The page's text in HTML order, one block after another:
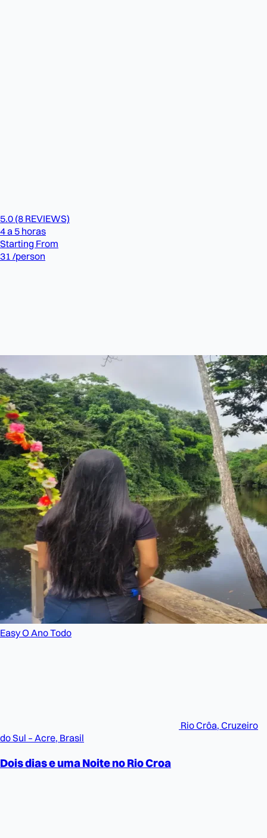
5.0 (8 REVIEWS)
4 a 5 horas
Starting From
31 /person
EasyO Ano Todo
Rio Crôa, Cruzeiro
do Sul – Acre, Brasil
Dois dias e uma Noite no Rio Croa